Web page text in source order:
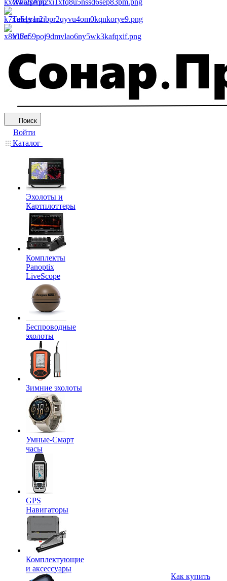
WhatsApp
Telegram
Viber
Поиск
Войти
Каталог
Эхолоты и
Картплоттеры
Комплекты
Panoptix
LiveScope
Беспроводные
эхолоты
Зимние эхолоты
Умные-Смарт
часы
GPS
Навигаторы
Комплектующие
и аксессуары
Как купить